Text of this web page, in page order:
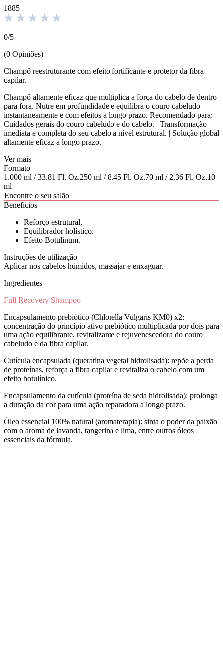
1885
0/5
(0 Opiniões)
Champô reestruturante com efeito fortificante e protetor da fibra
capilar.
Champô altamente eficaz que multiplica a força do cabelo de dentro
para fora. Nutre em profundidade e equilibra o couro cabeludo
instantaneamente e com efeitos a longo prazo. Recomendado para:
Cuidados gerais do couro cabeludo e do cabelo. | Transformação
imediata e completa do seu cabelo a nível estrutural. | Solução global
altamente eficaz a longo prazo.
Ver mais
Formato
1.000 ml / 33.81 Fl. Oz.250 ml / 8.45 Fl. Oz.70 ml / 2.36 Fl. Oz.10
ml
Encontre o seu salão
Benefícios
Reforço estrutural.
Equilibrador holístico.
Efeito Botulinum.
Instruções de utilização
Aplicar nos cabelos húmidos, massajar e enxaguar.
Ingredientes
Full Recovery Shampoo
Encapsulamento prebiótico (Chlorella Vulgaris KM0) x2:
concentração do princípio ativo prebiótico multiplicada por dois para
uma ação equilibrante, revitalizante e rejuvenescedora do couro
cabeludo e da fibra capilar.
Cutícula encapsulada (queratina vegetal hidrolisada): repõe a perda
de proteínas, reforça a fibra capilar e revitaliza o cabelo com um
efeito botulínico.
Encapsulamento da cutícula (proteína de seda hidrolisada): prolonga
a duração da cor para uma ação reparadora a longo prazo.
Óleo essencial 100% natural (aromaterapia): sinta o poder da paixão
com o aroma de lavanda, tangerina e lima, entre outros óleos
essenciais da fórmula.